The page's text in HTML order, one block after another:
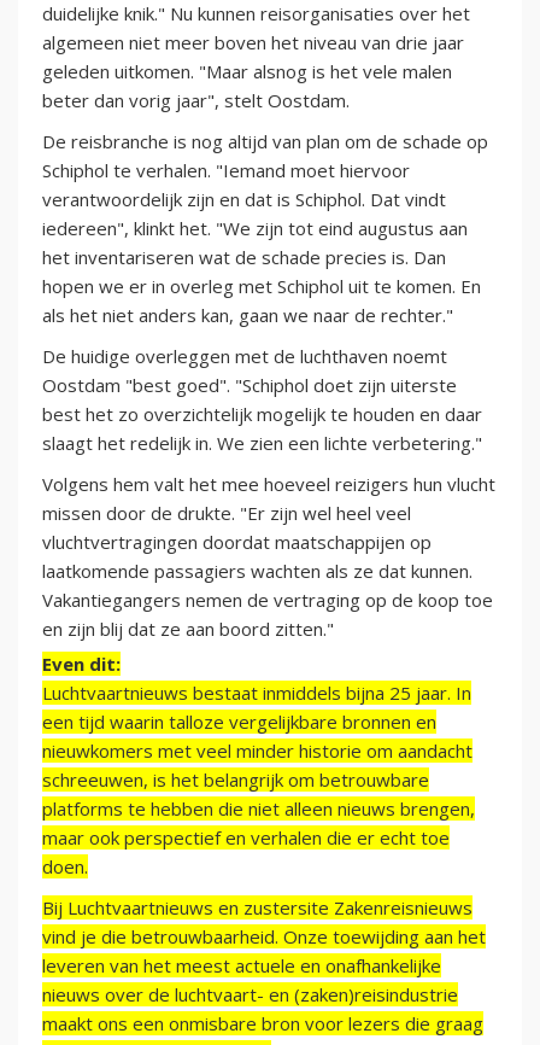
duidelijke knik." Nu kunnen reisorganisaties over het
algemeen niet meer boven het niveau van drie jaar
geleden uitkomen. "Maar alsnog is het vele malen
beter dan vorig jaar", stelt Oostdam.
De reisbranche is nog altijd van plan om de schade op
Schiphol te verhalen. "Iemand moet hiervoor
verantwoordelijk zijn en dat is Schiphol. Dat vindt
iedereen", klinkt het. "We zijn tot eind augustus aan
het inventariseren wat de schade precies is. Dan
hopen we er in overleg met Schiphol uit te komen. En
als het niet anders kan, gaan we naar de rechter."
De huidige overleggen met de luchthaven noemt
Oostdam "best goed". "Schiphol doet zijn uiterste
best het zo overzichtelijk mogelijk te houden en daar
slaagt het redelijk in. We zien een lichte verbetering."
Volgens hem valt het mee hoeveel reizigers hun vlucht
missen door de drukte. "Er zijn wel heel veel
vluchtvertragingen doordat maatschappijen op
laatkomende passagiers wachten als ze dat kunnen.
Vakantiegangers nemen de vertraging op de koop toe
en zijn blij dat ze aan boord zitten."
Even dit:
Luchtvaartnieuws bestaat inmiddels bijna 25 jaar. In
een tijd waarin talloze vergelijkbare bronnen en
nieuwkomers met veel minder historie om aandacht
schreeuwen, is het belangrijk om betrouwbare
platforms te hebben die niet alleen nieuws brengen,
maar ook perspectief en verhalen die er echt toe
doen.
Bij Luchtvaartnieuws en zustersite Zakenreisnieuws
vind je die betrouwbaarheid. Onze toewijding aan het
leveren van het meest actuele en onafhankelijke
nieuws over de luchtvaart- en (zaken)reisindustrie
maakt ons een onmisbare bron voor lezers die graag